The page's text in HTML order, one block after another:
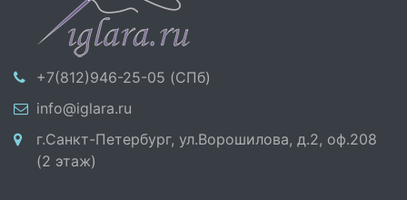
+7(812)946-25-05 (СПб)
info@iglara.ru
г.Санкт-Петербург, ул.Ворошилова, д.2, оф.208
(2 этаж)